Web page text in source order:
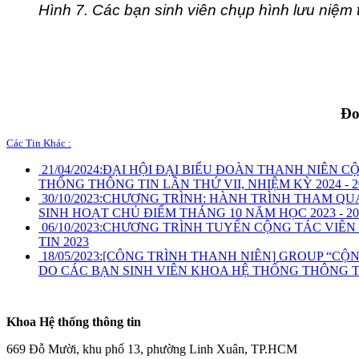
Hình 7. Các bạn sinh viên chụp hình lưu niệm
Các Tin Khác :
21/04/2024:ĐẠI HỘI ĐẠI BIỂU ĐOÀN THANH NIÊN
THỐNG THÔNG TIN LẦN THỨ VII, NHIỆM KỲ 2024 -
30/10/2023:CHƯƠNG TRÌNH: HÀNH TRÌNH THAM
SINH HOẠT CHỦ ĐIỂM THÁNG 10 NĂM HỌC 2023 -
06/10/2023:CHƯƠNG TRÌNH TUYỂN CỘNG TÁC
TIN 2023
18/05/2023:[CÔNG TRÌNH THANH NIÊN] GROUP
DO CÁC BẠN SINH VIÊN KHOA HỆ THỐNG THÔNG
Khoa Hệ thống thông tin
669 Đỗ Mười, khu phố 13, phường Linh Xuân, TP.HCM